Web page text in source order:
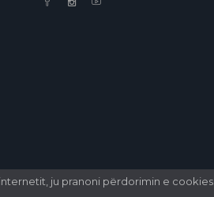
ju pranoni përdorimin e cookies.